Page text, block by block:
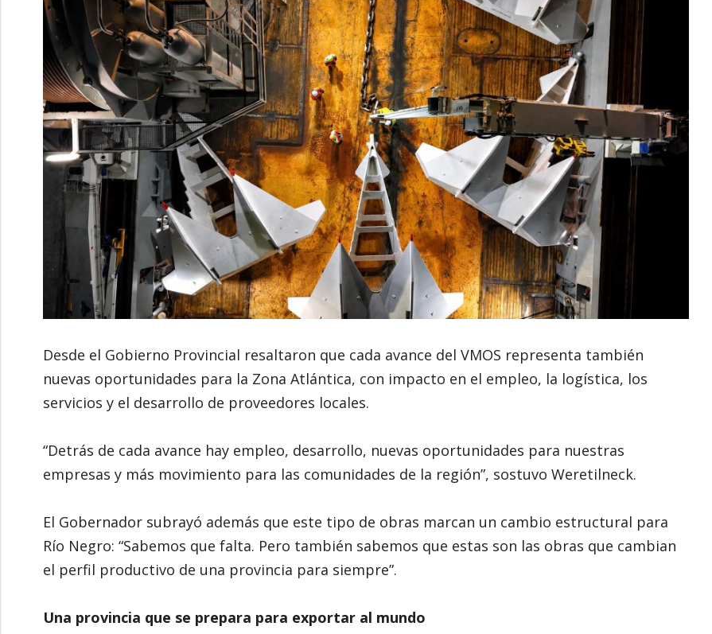
Desde el Gobierno Provincial resaltaron que cada avance del VMOS representa también
nuevas oportunidades para la Zona Atlántica, con impacto en el empleo, la logística, los
servicios y el desarrollo de proveedores locales.
“Detrás de cada avance hay empleo, desarrollo, nuevas oportunidades para nuestras
empresas y más movimiento para las comunidades de la región”, sostuvo Weretilneck.
El Gobernador subrayó además que este tipo de obras marcan un cambio estructural para
Río Negro: “Sabemos que falta. Pero también sabemos que estas son las obras que cambian
el perfil productivo de una provincia para siempre”.
Una provincia que se prepara para exportar al mundo